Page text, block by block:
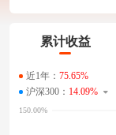
累计收益
近1年： 75.65%
沪深300： 14.09%